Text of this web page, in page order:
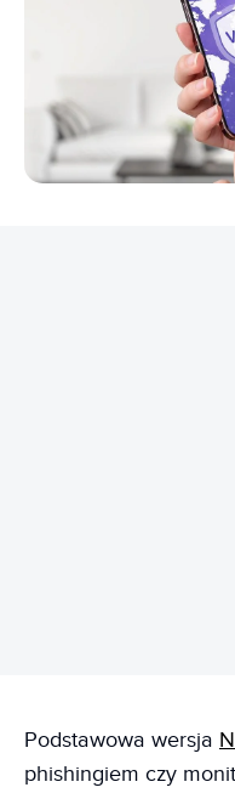
Podstawowa wersja
phishingiem czy